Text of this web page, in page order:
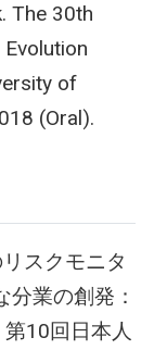
The 30th
of
(Oral).
スクモニタ
分業の創発：
10回日本人